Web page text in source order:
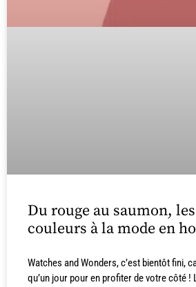
Du rouge au saumon,
couleurs à la mode en
Watches and Wonders, c’est bientôt fini,
qu’un jour pour en profiter de votre côté !